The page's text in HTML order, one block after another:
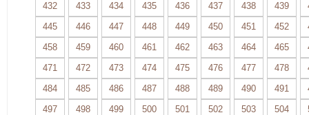
432
433 434 435 436 437 438 439
445
446 447 448 449 450 451 452
458
459 460 461 462 463 464 465
471
472 473 474 475 476 477 478
484
485 486 487 488 489 490 491
497
498 499 500 501 502 503 504